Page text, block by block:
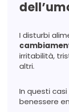
I disturbi
irritabilità,
altri.
In questi
benessere